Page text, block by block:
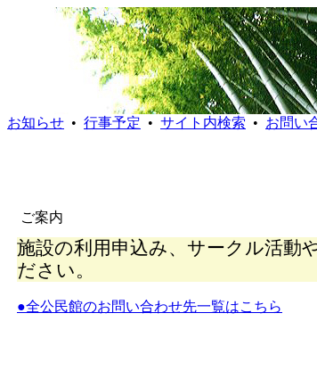
お知らせ • 行事予定 • サイト内検索 • お問い
ご案内
施設の利用申込み、サークル活動
ださい。
●全公民館のお問い合わせ先一覧はこちら